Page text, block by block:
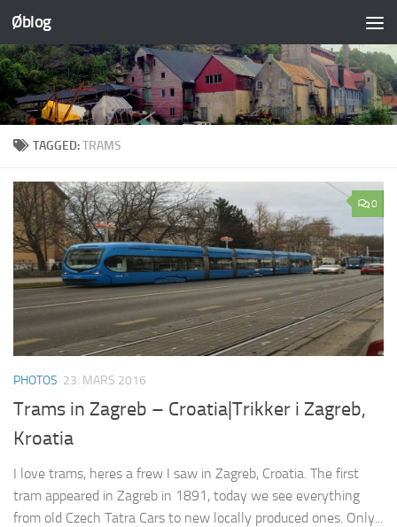
Skip to content
Øblog
TAGGED:TRAMS
0
PHOTOS 23. MARS 2016
Trams in Zagreb – Croatia|Trikker i Zagreb,
Kroatia
I love trams, heres a frew I saw in Zagreb, Croatia. The first
tram appeared in Zagreb in 1891, today we see everything
from old Czech Tatra Cars to new locally produced ones. Only...